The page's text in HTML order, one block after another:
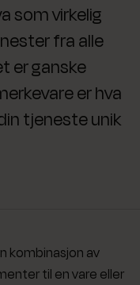
som virkelig
fra alle
er ganske
er hva
tjeneste unik
kombinasjon av
til en vare eller